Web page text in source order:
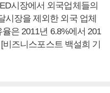
시장에서 외국업체들의
시장을 제외한 외국 업체
은 2011년 6.8%에서 201
즈니스포스트 백설희 기